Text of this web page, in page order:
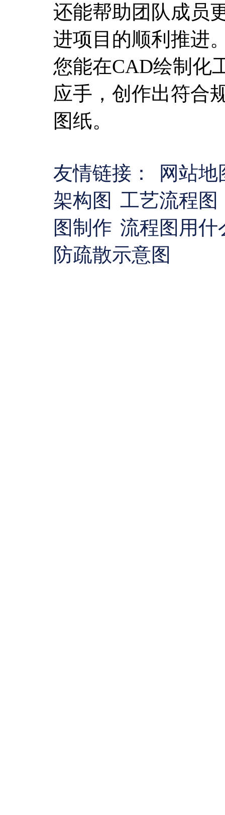
还能帮助团队成员
进项目的顺利推进
您能在CAD绘制化
应手，创作出符合
图纸。
友情链接：
网站
架构图 工艺流程图
图制作 流程图用
防疏散示意图